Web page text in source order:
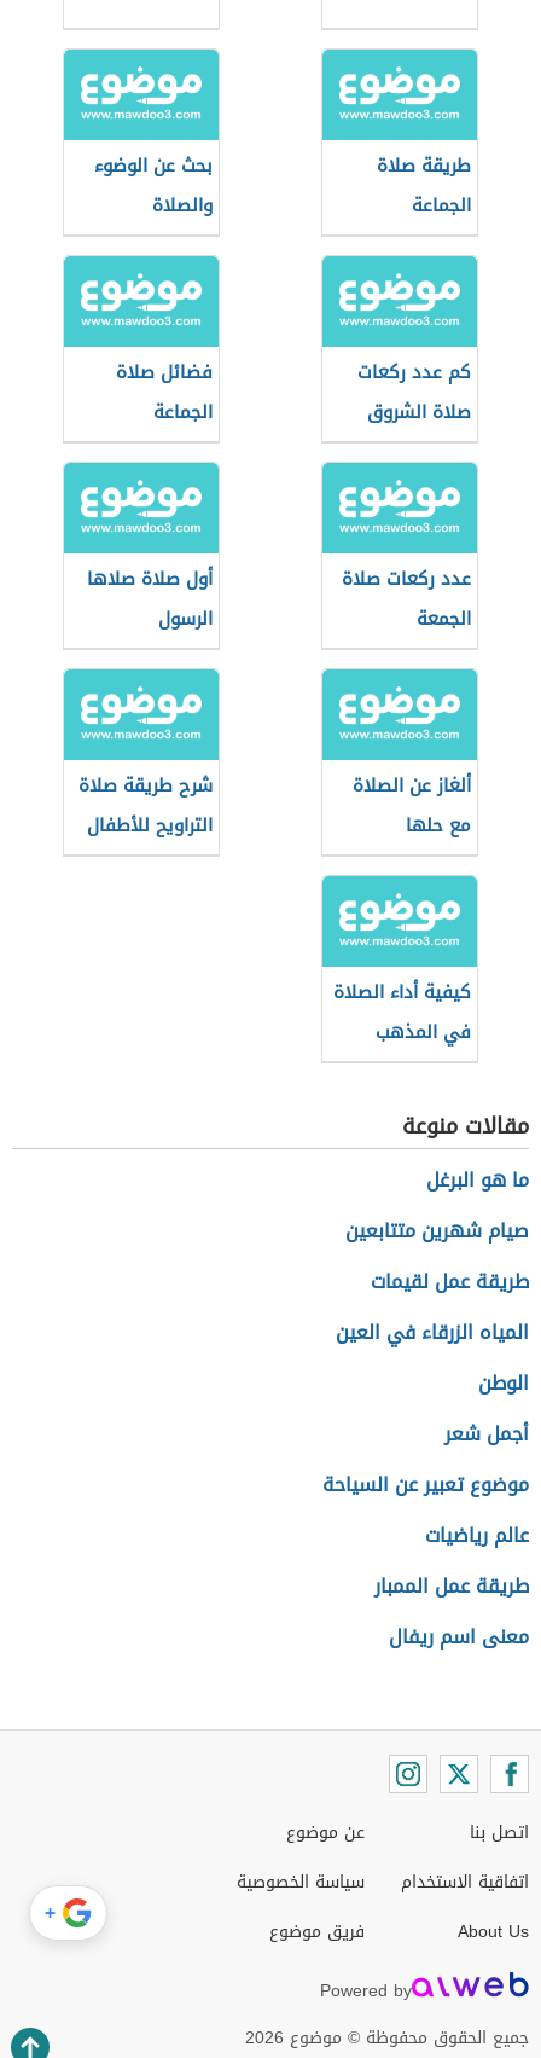
طريقة صلاة
الجماعة
بحث عن الوضوء
والصلاة
كم عدد ركعات
صلاة الشروق
فضائل صلاة
الجماعة
عدد ركعات صلاة
الجمعة
أول صلاة صلاها
الرسول
ألغاز عن الصلاة
مع حلها
شرح طريقة صلاة
التراويح للأطفال
كيفية أداء الصلاة
في المذهب
المالكي
مقالات منوعة
ما هو البرغل
صيام شهرين متتابعين
طريقة عمل لقيمات
المياه الزرقاء في العين
الوطن
أجمل شعر
موضوع تعبير عن السياحة
عالم رياضيات
طريقة عمل الممبار
معنى اسم ريفال
اتصل بنا
اتفاقية الاستخدام
About Us
عن موضوع
سياسة الخصوصية
فريق موضوع
Powered by
جميع الحقوق محفوظة © موضوع 2026
+